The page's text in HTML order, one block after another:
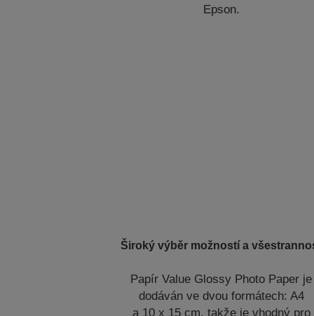
Epson.
Široký výběr možností a
Papír Value Glossy Photo Paper je
dodáván ve dvou formátech: A4
a 10 x 15 cm, takže je vhodný pro